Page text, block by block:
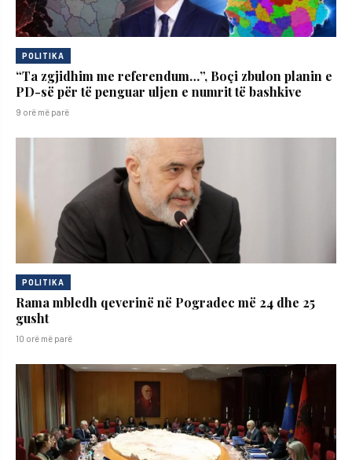
POLITIKA
“Ta zgjidhim me referendum…”, Boçi zbulon planin e
PD-së për të penguar uljen e numrit të bashkive
9 orë më parë
POLITIKA
Rama mbledh qeverinë në Pogradec më 24 dhe 25
gusht
10 orë më parë